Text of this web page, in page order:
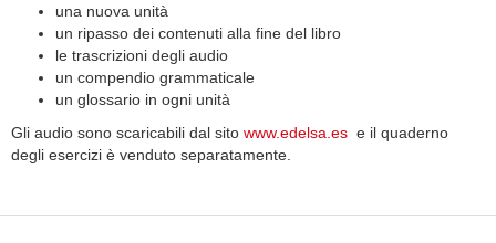
una nuova unità
un ripasso dei contenuti alla fine del libro
le trascrizioni degli audio
un compendio grammaticale
un glossario in ogni unità
Gli audio sono scaricabili dal sito www.edelsa.es e il quaderno
degli esercizi è venduto separatamente.